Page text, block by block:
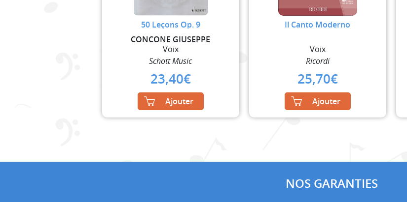
50 Leçons Op. 9
CONCONE GIUSEPPE
Voix
Schott Music
23,40€
Ajouter
Il Canto Moderno
Voix
Ricordi
25,70€
Ajouter
NOS GARANTIES